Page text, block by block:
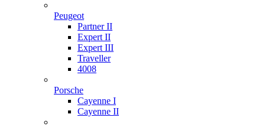
Peugeot
Partner II
Expert II
Expert III
Traveller
4008
Porsche
Cayenne I
Cayenne II